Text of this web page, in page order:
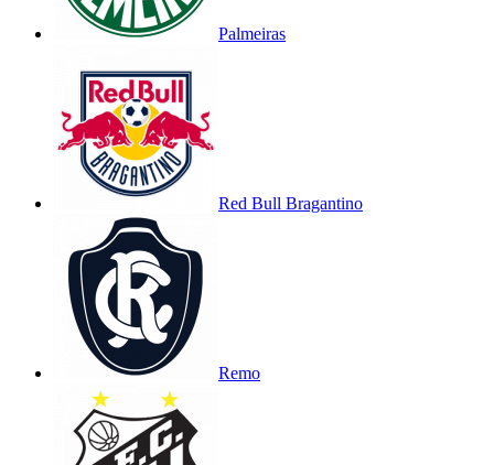
Palmeiras
Red Bull Bragantino
Remo